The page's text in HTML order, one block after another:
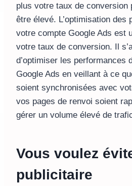
plus votre taux de conversion
être élevé. L’optimisation des
votre compte Google Ads est
votre taux de conversion. Il
d’optimiser les performances
Google Ads en veillant à ce
soient synchronisées avec
vos pages de renvoi soient
gérer un volume élevé de
Vous voulez
publicitaire